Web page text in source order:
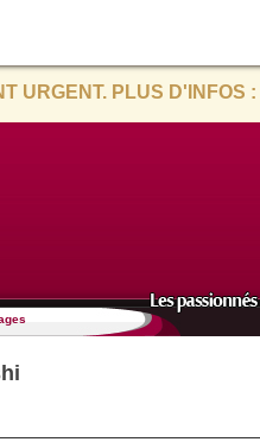
URGENT. PLUS D'INFOS :